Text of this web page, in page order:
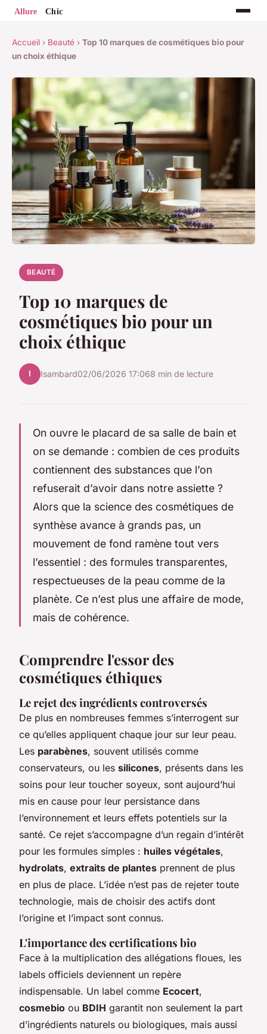
Accueil › Beauté › Top 10 marques de cosmétiques bio pour
un choix éthique
BEAUTÉ
Top 10 marques de
cosmétiques bio pour un
choix éthique
I Isambard02/06/2026 17:068 min de lecture
On ouvre le placard de sa salle de bain et
on se demande : combien de ces produits
contiennent des substances que l’on
refuserait d’avoir dans notre assiette ?
Alors que la science des cosmétiques de
synthèse avance à grands pas, un
mouvement de fond ramène tout vers
l’essentiel : des formules transparentes,
respectueuses de la peau comme de la
planète. Ce n’est plus une affaire de mode,
mais de cohérence.
Comprendre l'essor des
cosmétiques éthiques
Le rejet des ingrédients controversés
De plus en nombreuses femmes s’interrogent sur
ce qu’elles appliquent chaque jour sur leur peau.
Les parabènes, souvent utilisés comme
conservateurs, ou les silicones, présents dans les
soins pour leur toucher soyeux, sont aujourd’hui
mis en cause pour leur persistance dans
l’environnement et leurs effets potentiels sur la
santé. Ce rejet s’accompagne d’un regain d’intérêt
pour les formules simples : huiles végétales,
hydrolats, extraits de plantes prennent de plus
en plus de place. L’idée n’est pas de rejeter toute
technologie, mais de choisir des actifs dont
l’origine et l’impact sont connus.
L'importance des certifications bio
Face à la multiplication des allégations floues, les
labels officiels deviennent un repère
indispensable. Un label comme Ecocert,
cosmebio ou BDIH garantit non seulement la part
d’ingrédients naturels ou biologiques, mais aussi